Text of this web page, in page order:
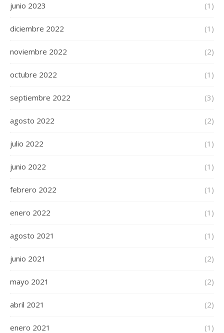
junio 2023 (1)
diciembre 2022 (1)
noviembre 2022 (2)
octubre 2022 (1)
septiembre 2022 (3)
agosto 2022 (2)
julio 2022 (1)
junio 2022 (1)
febrero 2022 (1)
enero 2022 (1)
agosto 2021 (1)
junio 2021 (2)
mayo 2021 (2)
abril 2021 (2)
enero 2021 (1)